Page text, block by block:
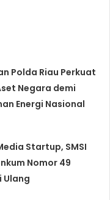
Polda Riau Perkuat
Negara demi
Energi Nasional
Startup, SMSI
Nomor 49
Ulang